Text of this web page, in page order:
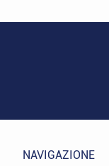
NAVIGAZIONE